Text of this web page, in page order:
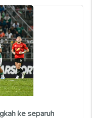
ke separuh